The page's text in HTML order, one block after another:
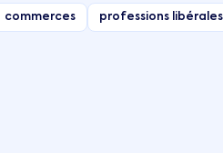
commerces professions libérales